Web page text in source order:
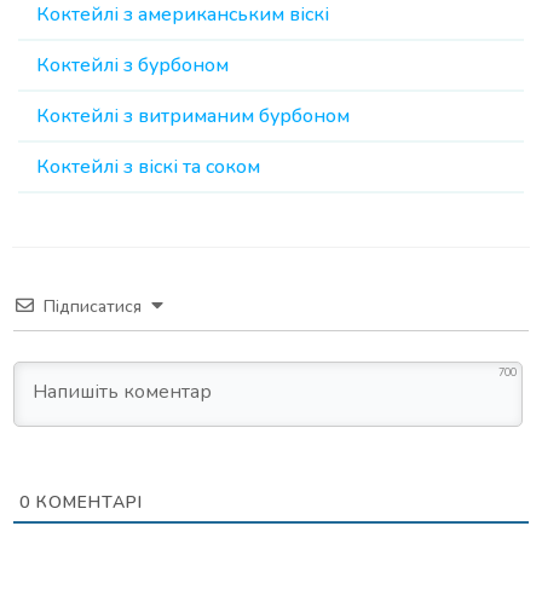
Коктейлі з американським віскі
Коктейлі з бурбоном
Коктейлі з витриманим бурбоном
Коктейлі з віскі та соком
Підписатися
700
0 КОМЕНТАРІ